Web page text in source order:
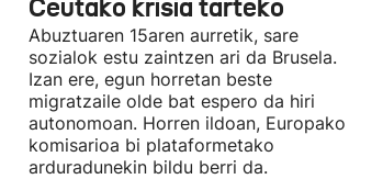
Ceutako krisia tarteko
Abuztuaren 15aren aurretik, sare
sozialok estu zaintzen ari da Brusela.
Izan ere, egun horretan beste
migratzaile olde bat espero da hiri
autonomoan. Horren ildoan, Europako
komisarioa bi plataformetako
arduradunekin bildu berri da.